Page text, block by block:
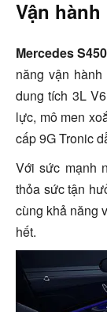
Vận hành
Mercedes
năng vận
dung tích 3L
lực, mô men
cấp 9G Tronic
Với sức mạnh
thỏa sức tận
cùng khả năng
hết.